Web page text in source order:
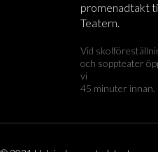
promenadtakt
Teatern.
Vid
och soppteater
vi
45 minuter innan.